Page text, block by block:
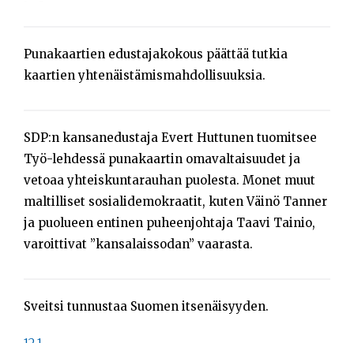
Punakaartien edustajakokous päättää tutkia
kaartien yhtenäistämismahdollisuuksia.
SDP:n kansanedustaja Evert Huttunen tuomitsee
Työ-lehdessä punakaartin omavaltaisuudet ja
vetoaa yhteiskuntarauhan puolesta. Monet muut
maltilliset sosialidemokraatit, kuten Väinö Tanner
ja puolueen entinen puheenjohtaja Taavi Tainio,
varoittivat ”kansalaissodan” vaarasta.
Sveitsi tunnustaa Suomen itsenäisyyden.